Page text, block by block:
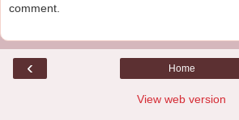
comment.
‹ Home
View web version